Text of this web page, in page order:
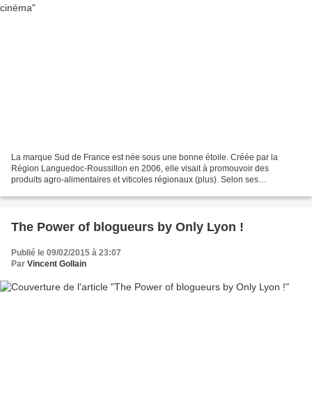
La marque Sud de France est née sous une bonne étoile. Créée par la
Région Languedoc-Roussillon en 2006, elle visait à promouvoir des
produits agro-alimentaires et viticoles régionaux (plus). Selon ses
The Power of blogueurs by Only Lyon !
Publié le 09/02/2015 à 23:07
Par Vincent Gollain